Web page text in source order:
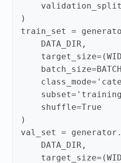
validation_split
)
train_set
=
DATA_DIR ,
target_size= (
batch_size=
class_mode=
subset=
shuffle=True
)
val_set
= generator .
DATA_DIR ,
target_size= (